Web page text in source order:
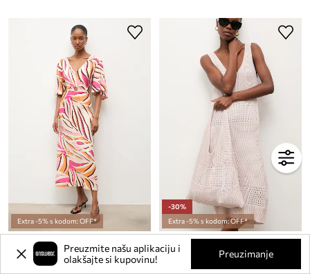
Extra -5% s kodom: OFF*
Trenutna cijena:
48,99 €
-30%
Extra -5% s kodom: OFF*
Answear.LAB haljina od bambusovog vlakna
Trenutna cijena:
Regularna cijena:87,99 €
Preuzmite našu aplikaciju i
olakšajte si kupovinu!
Preuzimanje